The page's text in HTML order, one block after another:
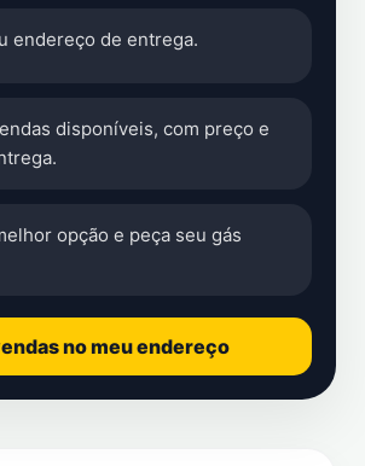
endereço de entrega.
disponíveis, com preço e
opção e peça seu gás
no meu endereço